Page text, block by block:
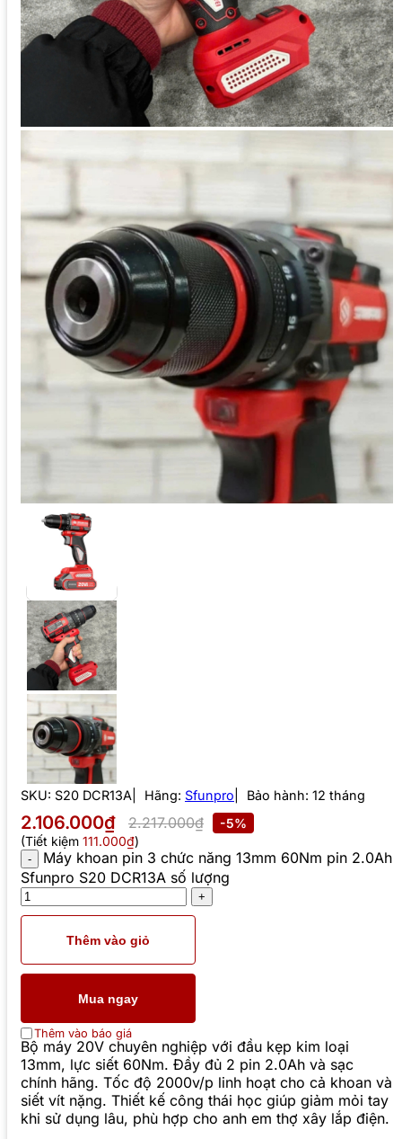
SKU: S20 DCR13A Hãng: Sfunpro Bảo hành: 12 tháng
2.106.000₫ 2.217.000₫
-5%
(Tiết kiệm 111.000₫)
Máy khoan pin 3 chức năng 13mm 60Nm pin 2.0Ah
Sfunpro S20 DCR13A số lượng
Thêm vào giỏ
Mua ngay
Thêm vào báo giá
Bộ máy 20V chuyên nghiệp với đầu kẹp kim loại
13mm, lực siết 60Nm. Đầy đủ 2 pin 2.0Ah và sạc
chính hãng. Tốc độ 2000v/p linh hoạt cho cả khoan và
siết vít nặng. Thiết kế công thái học giúp giảm mỏi tay
khi sử dụng lâu, phù hợp cho anh em thợ xây lắp điện.